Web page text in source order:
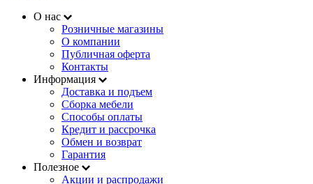
О нас
Розничные магазины
О компании
Публичная оферта
Контакты
Информация
Доставка и подъем
Сборка мебели
Способы оплаты
Кредит и рассрочка
Обмен и возврат
Гарантия
Полезное
Акции и распродажи